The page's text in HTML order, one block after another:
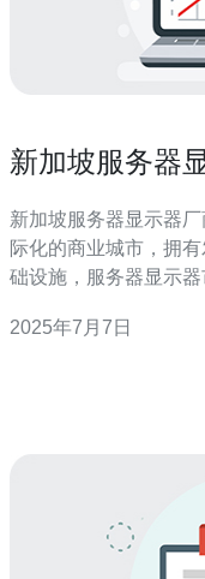
新加坡服务器
新加坡服务器显示器厂商排名分析
际化的商业城市，拥
础设施，服务器显示
需求。 根据市场调研数据，新加坡服务器显示器厂商
2025年7月7日